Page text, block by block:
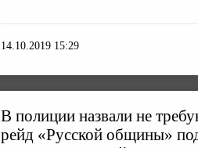
14.10.2019 15:29
В полиции назвали не
рейд «Русской общины»